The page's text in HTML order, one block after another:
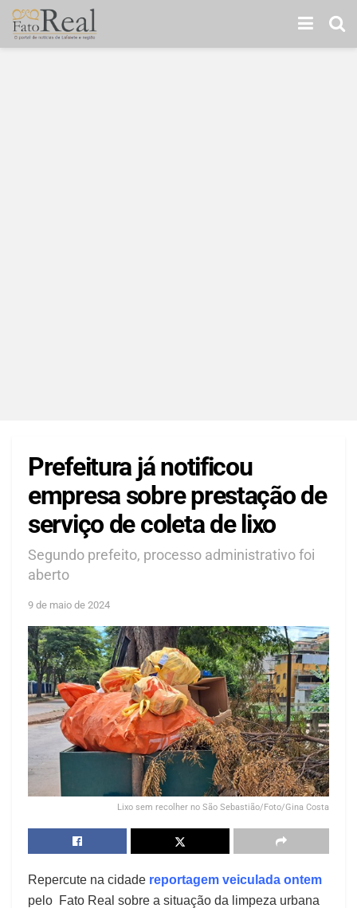
Prefeitura já notificou
empresa sobre prestação de
serviço de coleta de lixo
Segundo prefeito, processo administrativo foi
aberto
9 de maio de 2024
Lixo sem recolher no São Sebastião/Foto/Gina Costa
Repercute na cidade reportagem veiculada ontem
pelo Fato Real sobre a situação da limpeza urbana